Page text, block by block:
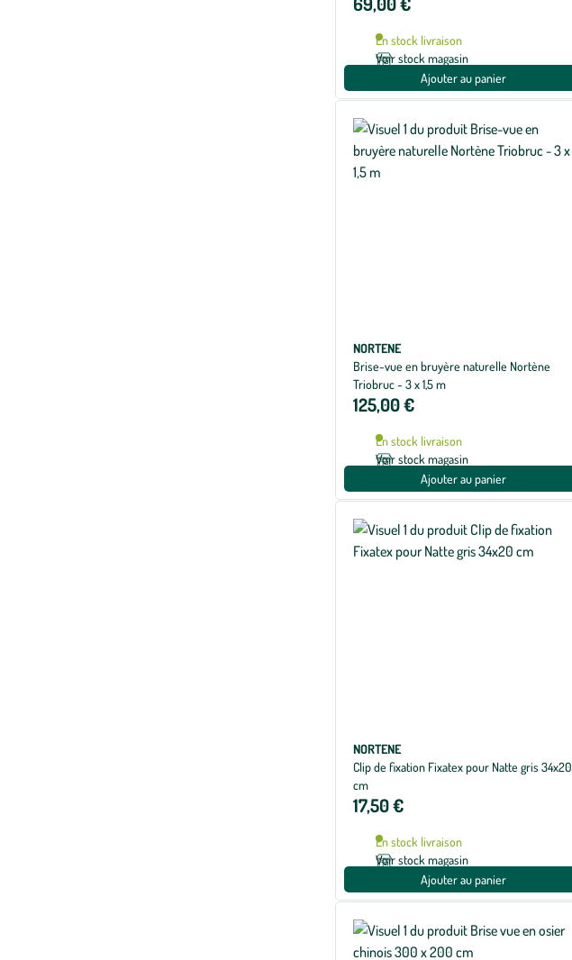
En stock livraison
Voir stock magasin
Ajouter au panier
NORTENE
Brise-vue en bruyère naturelle Nortène
Triobruc - 3 x 1,5 m
125,00 €
En stock livraison
Voir stock magasin
Ajouter au panier
NORTENE
Clip de fixation Fixatex pour Natte gris 34x20
cm
17,50 €
En stock livraison
Voir stock magasin
Ajouter au panier